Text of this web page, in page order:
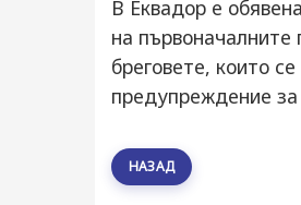
В Еквадор е
на
бреговете, които
предупреждение за
НАЗАД